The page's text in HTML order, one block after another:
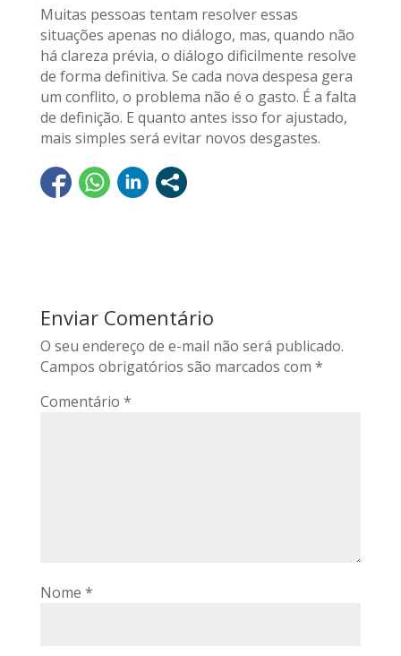
Muitas pessoas tentam resolver essas
situações apenas no diálogo, mas, quando não
há clareza prévia, o diálogo dificilmente resolve
de forma definitiva. Se cada nova despesa gera
um conflito, o problema não é o gasto. É a falta
de definição. E quanto antes isso for ajustado,
mais simples será evitar novos desgastes.
Enviar Comentário
O seu endereço de e-mail não será publicado.
Campos obrigatórios são marcados com *
Comentário *
Nome *